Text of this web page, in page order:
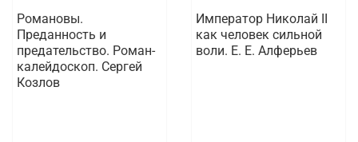
Романовы.
Преданность и
предательство. Роман-
калейдоскоп. Сергей
Козлов
Император Николай II
как человек сильной
воли. Е. Е. Алферьев